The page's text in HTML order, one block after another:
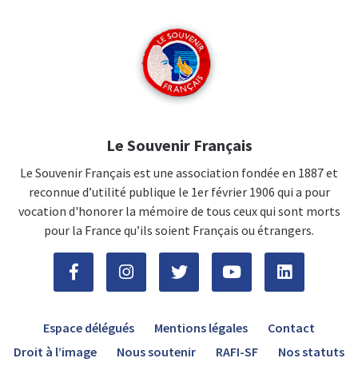
Le Souvenir Français
Le Souvenir Français est une association fondée en 1887 et
reconnue d’utilité publique le 1er février 1906 qui a pour
vocation d'honorer la mémoire de tous ceux qui sont morts
pour la France qu’ils soient Français ou étrangers.
Espace délégués Mentions légales
Contact
Droit à l’image
Nous soutenir RAFI-SF Nos statuts